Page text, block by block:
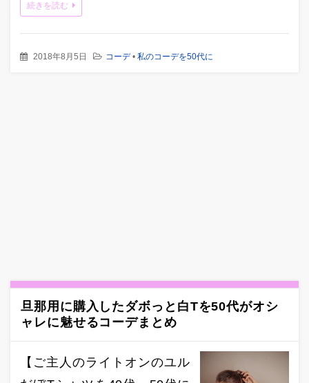
続きを読む
2018年8月5日 コーデ• 私のコーデを50代に
旦那用に購入したダボっと白Tを50代がオシ
ャレに魅せるコーデまとめ
【ご主人のライトオンのユル